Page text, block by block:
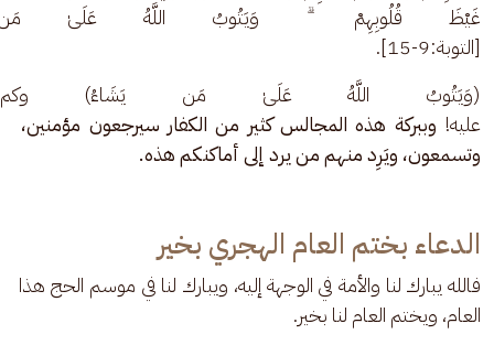
غَيْظَ قُلُوبِهِمْ ۗ وَيَتُوبُ اللَّهُ عَلَىٰ
[التوبة:9-15].
(وَيَتُوبُ اللَّهُ عَلَىٰ مَن يَشَاءُ)
عليه! وببركة هذه المجالس كثير من الكفار سيرجعون مؤمنين،
وتسمعون، ويَرِد منهم من يرد إلى أماكنكم هذه.
الدعاء بختم العام الهجري بخير
فالله يبارك لنا والأمة في الوجهة إليه، ويبارك لنا في موسم الحج هذا
العام، ويختم العام لنا بخير.